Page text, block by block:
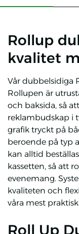
Rollup
kvalitet
Vår dubbelsidiga
Rollupen är
och baksida, så
reklambudskap i
grafik tryckt på
beroende på typ
kan alltid
kassetten, så att
evenemang.
kvaliteten och
våra mest
Roll Up